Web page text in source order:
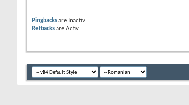
Pingbacks are Inactiv
Refbacks are Activ